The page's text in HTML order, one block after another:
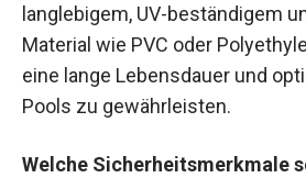
langlebigem, UV-beständigem
Material wie PVC oder
eine lange Lebensdauer und
Pools zu gewährleisten.
Welche Sicherheitsmerkmale